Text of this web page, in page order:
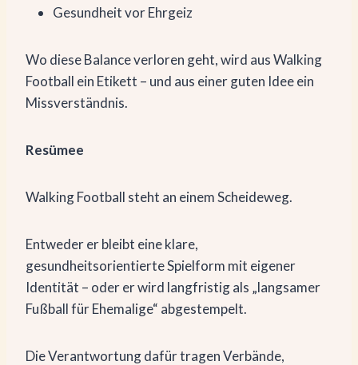
Gesundheit vor Ehrgeiz
Wo diese Balance verloren geht, wird aus Walking
Football ein Etikett – und aus einer guten Idee ein
Missverständnis.
Resümee
Walking Football steht an einem Scheideweg.
Entweder er bleibt eine klare,
gesundheitsorientierte Spielform mit eigener
Identität – oder er wird langfristig als „langsamer
Fußball für Ehemalige“ abgestempelt.
Die Verantwortung dafür tragen Verbände,